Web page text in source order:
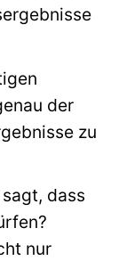
der
zu
dass
nur